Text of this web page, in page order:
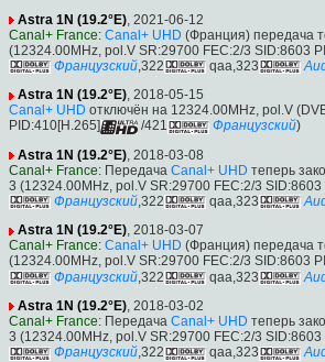
Astra 1N (19.2°E), 2021-06-12
Canal+ France: Canal+ UHD (Франция) передача
(12324.00MHz, pol.V SR:29700 FEC:2/3 SID:8603
Французский,322 qaa,323
Astra 1N (19.2°E), 2018-05-15
Canal+ UHD отключён на 12324.00MHz, pol.V
PID:410[H.265]
/421 Французский)
Astra 1N (19.2°E) , 2018-03-08
Canal+ France: Передача Canal+ UHD теперь
3 (12324.00MHz, pol.V SR:29700 FEC:2/3
Французский,322 qaa,323
Astra 1N (19.2°E), 2018-03-07
Canal+ France: Canal+ UHD (Франция) передача
(12324.00MHz, pol.V SR:29700 FEC:2/3 SID:8603
Французский ,322 qaa,323
Astra 1N (19.2°E), 2018-03-02
Canal+ France: Передача Canal+ UHD теперь
3 (12324.00MHz, pol.V SR:29700 FEC:2/3 SID:8603
Французский,322 qaa,323